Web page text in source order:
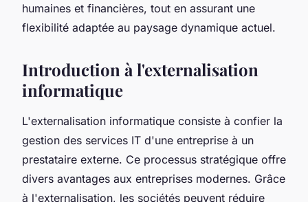
humaines et financières, tout en assurant une
flexibilité adaptée au paysage dynamique actuel.
Introduction à l'externalisation
informatique
L'externalisation informatique consiste à confier la
gestion des services IT d'une entreprise à un
prestataire externe. Ce processus stratégique offre
divers avantages aux entreprises modernes. Grâce
à l'externalisation, les sociétés peuvent réduire